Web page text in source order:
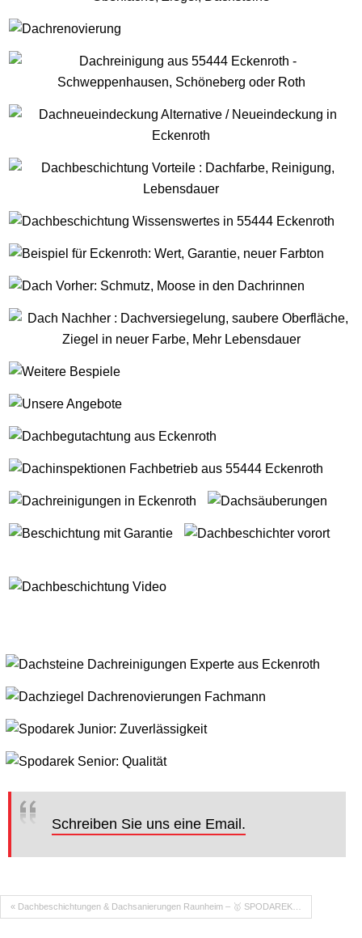
Schreiben Sie uns eine Email.
« Dachbeschichtungen & Dachsanierungen Raunheim – 🥇 SPODAREK…